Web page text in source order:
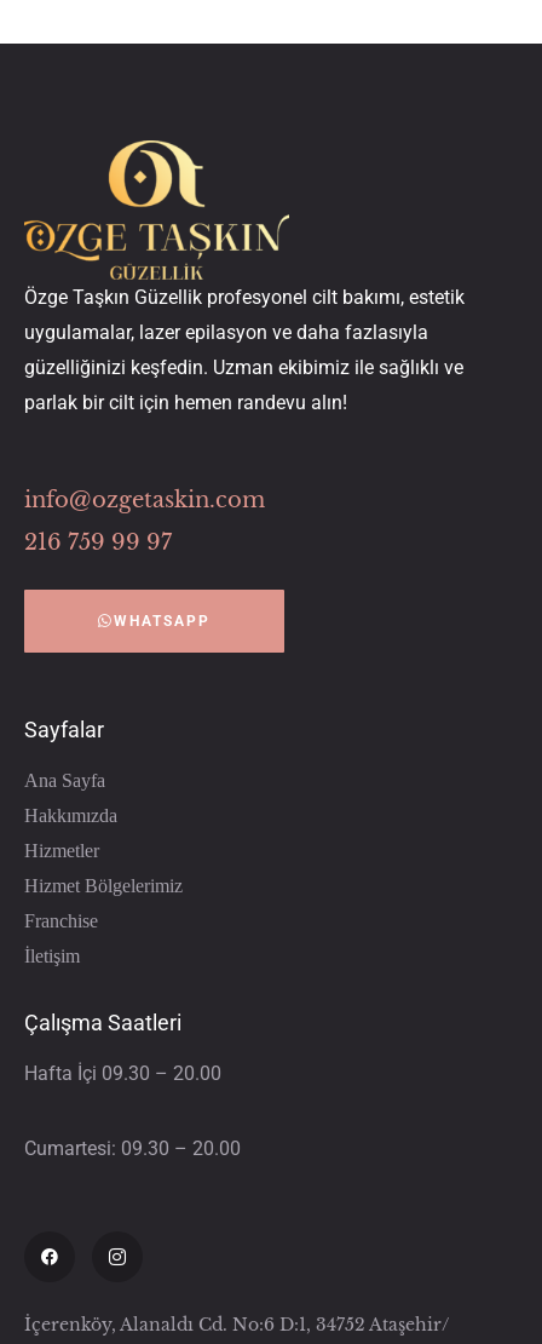
Özge Taşkın Güzellik profesyonel cilt bakımı, estetik
uygulamalar, lazer epilasyon ve daha fazlasıyla
güzelliğinizi keşfedin. Uzman ekibimiz ile sağlıklı ve
parlak bir cilt için hemen randevu alın!
info@ozgetaskin.com
216 759 99 97
WHATSAPP
Sayfalar
Ana Sayfa
Hakkımızda
Hizmetler
Hizmet Bölgelerimiz
Franchise
İletişim
Çalışma Saatleri
Hafta İçi 09.30 – 20.00
Cumartesi: 09.30 – 20.00
İçerenköy, Alanaldı Cd. No:6 D:1, 34752 Ataşehir/